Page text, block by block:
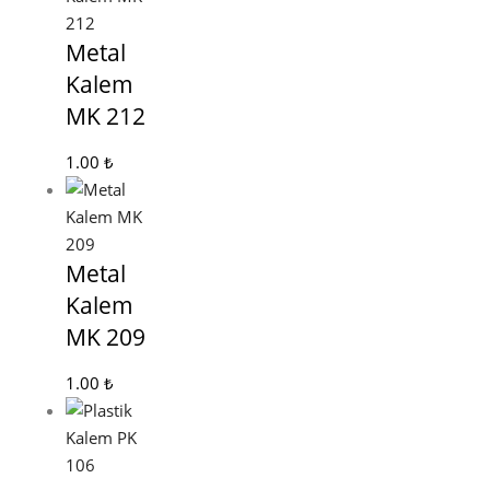
Metal
Kalem
MK 212
1.00 ₺
Metal
Kalem
MK 209
1.00 ₺